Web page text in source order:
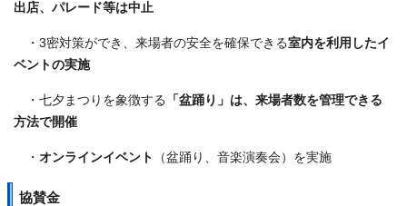
出店、パレード等は中止
・3密対策ができ、来場者の安全を確保できる室内を利用したイ
ベントの実施
・七夕まつりを象徴する
「盆踊り」は、来場者数を管理できる
方法で開催
・ オンラインイベント （盆踊り、音楽演奏会）を実施
協賛金